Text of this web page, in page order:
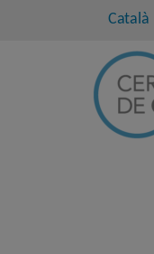
Català